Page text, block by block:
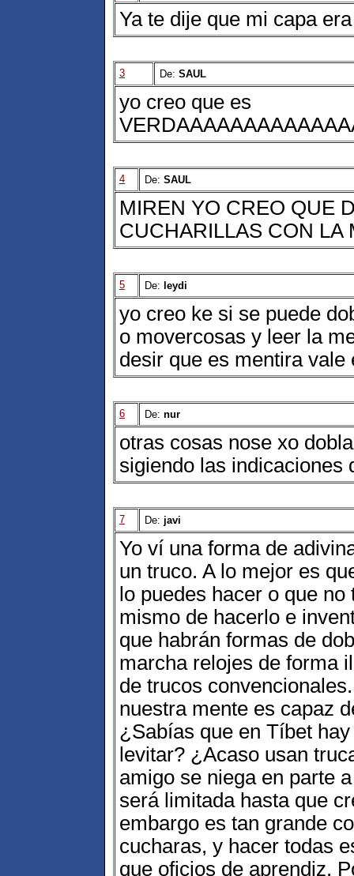
Ya te dije que mi capa
3 De: SAUL
yo creo que es
4 De: SAUL
MIREN YO CREO QUE
CUCHARILLAS CON LA
5 De: leydi
yo creo ke si se puede
o movercosas y leer la
desir que es mentira
6 De: nur
otras cosas nose xo
sigiendo las indicaciones
7 De: javi
Yo ví una forma de
un truco. A lo mejor es
lo puedes hacer o que
mismo de hacerlo e
que habrán formas de
marcha relojes de forma
de trucos
nuestra mente es capaz
¿Sabías que en Tíbet
levitar? ¿Acaso usan
amigo se niega en parte
será limitada hasta que
embargo es tan grande
cucharas, y hacer todas
que oficios de aprendiz.